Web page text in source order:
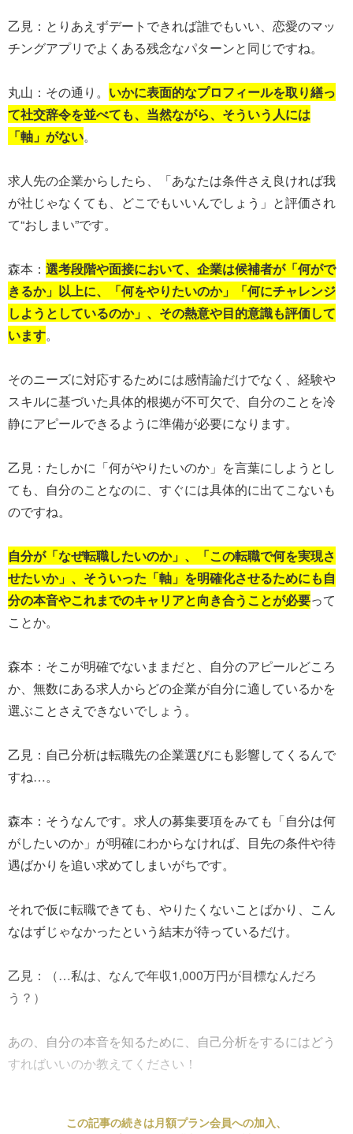
乙見：とりあえずデートできれば誰でもいい、恋愛のマッ
チングアプリでよくある残念なパターンと同じですね。
丸山：その通り。 いかに表面的なプロフィールを取り繕っ
て社交辞令を並べても、当然ながら、そういう人には
「軸」がない。
求人先の企業からしたら、「あなたは条件さえ良ければ我
が社じゃなくても、どこでもいいんでしょう」と評価され
て“おしまい”です。
森本： 選考段階や面接において、企業は候補者が「何がで
きるか」以上に、「何をやりたいのか」「何にチャレンジ
しようとしているのか」、その熱意や目的意識も評価して
います。
そのニーズに対応するためには感情論だけでなく、経験や
スキルに基づいた具体的根拠が不可欠で、自分のことを冷
静にアピールできるように準備が必要になります。
乙見：たしかに「何がやりたいのか」を言葉にしようとし
ても、自分のことなのに、すぐには具体的に出てこないも
のですね。
自分が「なぜ転職したいのか」、「この転職で何を実現さ
せたいか」、そういった「軸」を明確化させるためにも自
分の本音やこれまでのキャリアと向き合うことが必要って
ことか。
森本：そこが明確でないままだと、自分のアピールどころ
か、無数にある求人からどの企業が自分に適しているかを
選ぶことさえできないでしょう。
乙見：自己分析は転職先の企業選びにも影響してくるんで
すね…。
森本：そうなんです。求人の募集要項をみても「自分は何
がしたいのか」が明確にわからなければ、目先の条件や待
遇ばかりを追い求めてしまいがちです。
それで仮に転職できても、やりたくないことばかり、こん
なはずじゃなかったという結末が待っているだけ。
乙見：（…私は、なんで年収1,000万円が目標なんだろ
う？）
あの、自分の本音を知るために、自己分析をするにはどう
すればいいのか教えてください！
この記事の続きは月額プラン会員への加入、